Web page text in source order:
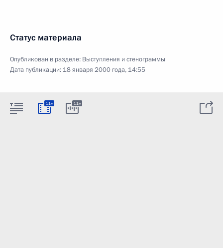
Статус материала
Опубликован в разделе: Выступления и стенограммы
Дата публикации: 18 января 2000 года, 14:55
11м 11м